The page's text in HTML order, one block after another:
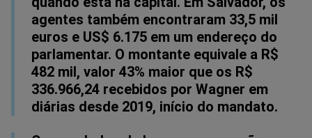
agentes também encontraram 33,5 mil
euros e US$ 6.175 em um endereço do
parlamentar. O montante equivale a R$
482 mil, valor 43% maior que os R$
336.966,24 recebidos por Wagner em
diárias desde 2019, início do mandato.